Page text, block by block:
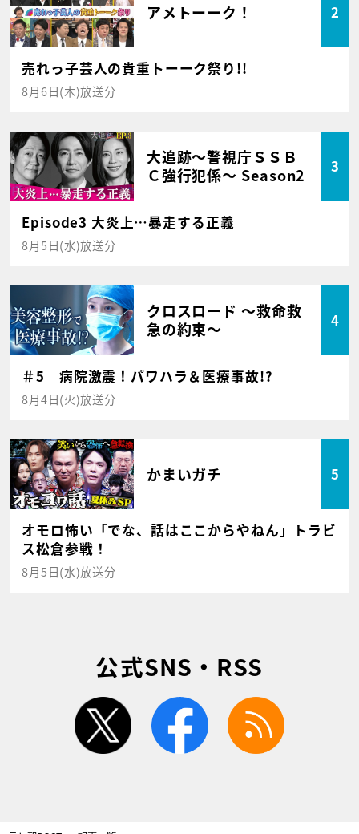
アメトーーク！ 2
売れっ子芸人の貴重トーーク祭り!!
8月6日(木)放送分
大追跡～警視庁ＳＳＢ
Ｃ強行犯係～ Season2
3
Episode3 大炎上…暴走する正義
8月5日(水)放送分
クロスロード ～救命救
急の約束～
4
＃5 病院激震！パワハラ＆医療事故!?
8月4日(火)放送分
かまいガチ 5
オモロ怖い「でな、話はここからやねん」トラビ
ス松倉参戦！
8月5日(水)放送分
公式SNS・RSS
twitter facebook